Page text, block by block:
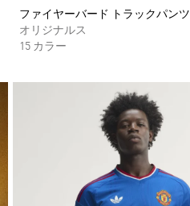
ファイヤーバード トラックパンツ
オリジナルス
15 カラー
ほしいものリストに追加